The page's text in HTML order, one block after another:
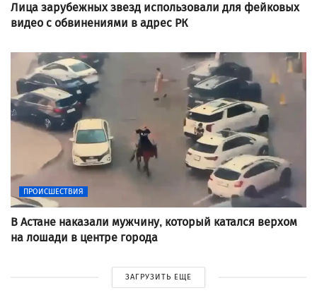
Лица зарубежных звезд использовали для фейковых
видео с обвинениями в адрес РК
ПРОИСШЕСТВИЯ
В Астане наказали мужчину, который катался верхом
на лошади в центре города
ЗАГРУЗИТЬ ЕЩЕ